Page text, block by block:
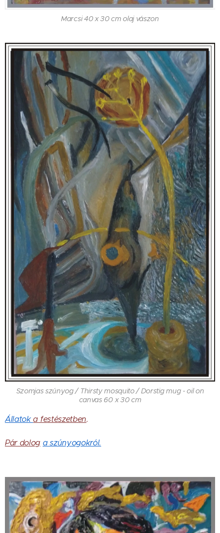
Marcsi 40 x 30 cm olaj vászon
Szomjas szúnyog / Thirsty mosquito / Dorstig mug - oil on
canvas 60 x 30 cm
Állatoka festészetben.
Pár dolog a szúnyogokról.